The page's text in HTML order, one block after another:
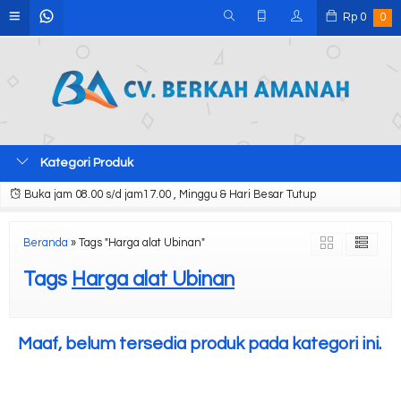
Rp 0 0
Kategori Produk
Buka jam 08.00 s/d jam17.00 , Minggu & Hari Besar Tutup
Beranda » Tags "Harga alat Ubinan"
Tags Harga alat Ubinan
Maaf, belum tersedia produk pada kategori ini.